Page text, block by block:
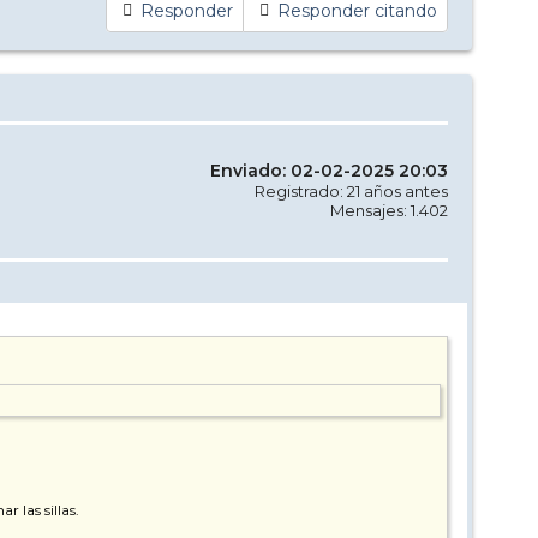
Responder Responder citando
Enviado: 02-02-2025 20:03
Registrado: 21 años antes
Mensajes: 1.402
las sillas.